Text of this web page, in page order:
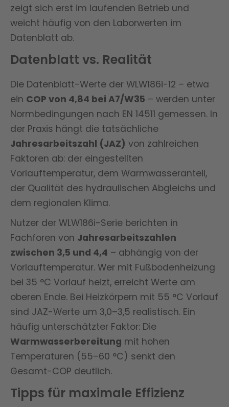
zeigt sich erst im laufenden Betrieb und
weicht häufig von den Laborwerten im
Datenblatt ab.
Datenblatt vs. Realität
Die Datenblatt-Werte der WLW186i-12 – etwa
ein COP von 4,84 bei A7/W35 – werden unter
Normbedingungen nach EN 14511 gemessen. In
der Praxis hängt die tatsächliche
Jahresarbeitszahl (JAZ) von zahlreichen
Faktoren ab: der eingestellten
Vorlauftemperatur, dem Warmwasseranteil,
der Qualität des hydraulischen Abgleichs und
dem regionalen Klima.
Nutzer der WLW186i-Serie berichten in
Fachforen von Jahresarbeitszahlen
zwischen 3,5 und 4,4 – abhängig von der
Vorlauftemperatur. Wer mit Fußbodenheizung
bei 35 °C Vorlauf heizt, erreicht Werte am
oberen Ende. Bei Heizkörpern mit 55 °C Vorlauf
sind JAZ-Werte um 3,0–3,5 realistisch. Ein
häufig unterschätzter Faktor: Die
Warmwasserbereitung mit hohen
Temperaturen (55–60 °C) senkt den
Gesamt-COP deutlich.
Tipps für maximale Effizienz